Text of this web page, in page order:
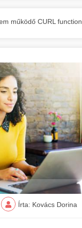
működő CURL function.
Írta: Kovács Dorina